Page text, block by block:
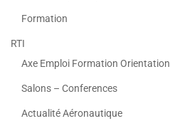
Formation
RTI
Axe Emploi Formation Orientation
Salons – Conferences
Actualité Aéronautique